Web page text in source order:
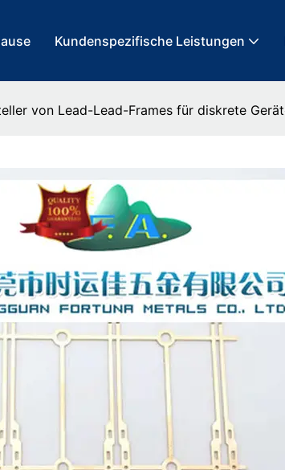
Kundenspezifische Leistungen
von Lead-Lead-Frames für diskrete